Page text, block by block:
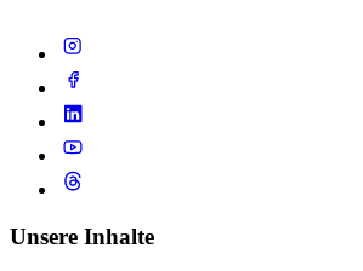
Unsere Inhalte